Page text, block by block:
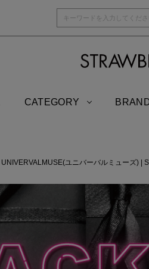
CATEGORY
UNIVERVALMUSE(ユニバーバルミューズ)